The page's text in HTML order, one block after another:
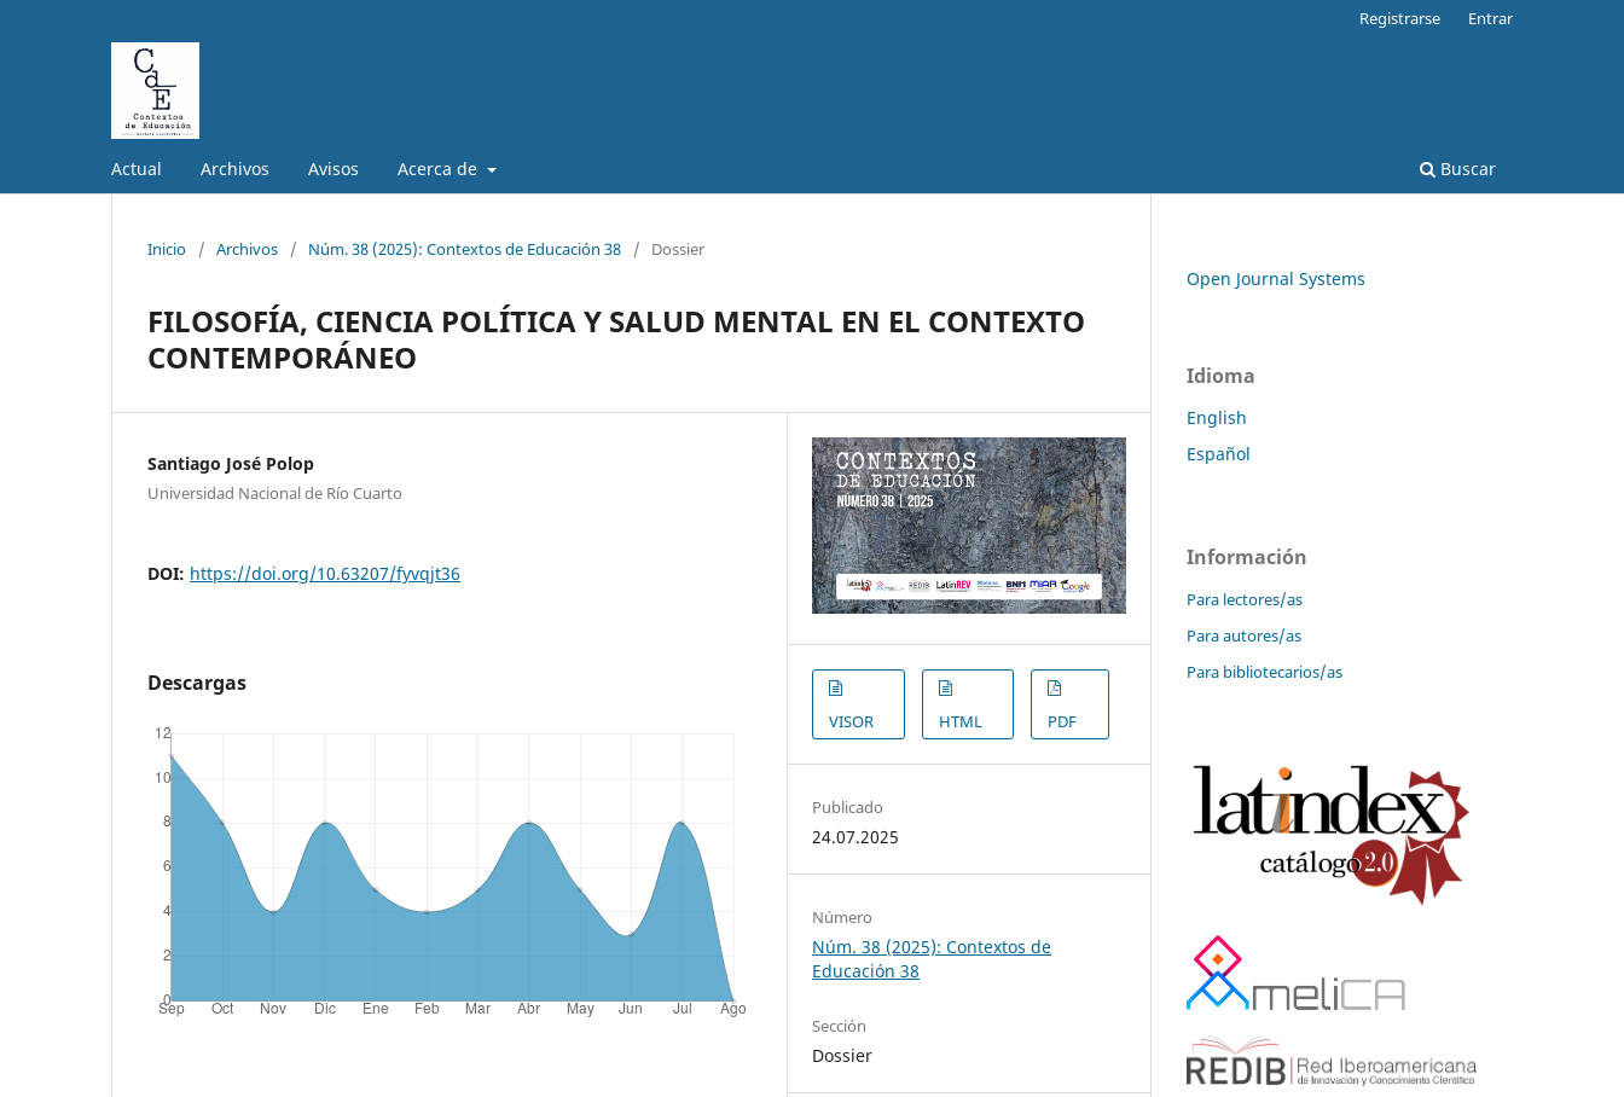
Actual Archivos Avisos Acerca de Buscar
Registrarse Entrar
Inicio / Archivos / Núm. 38 (2025): Contextos de Educación 38 / Dossier
FILOSOFÍA, CIENCIA POLÍTICA Y SALUD MENTAL EN EL CONTEXTO
CONTEMPORÁNEO
Santiago José Polop
Universidad Nacional de Río Cuarto
DOI: https://doi.org/10.63207/fyvqjt36
Descargas
VISOR HTML PDF
Publicado
24.07.2025
Número
Núm. 38 (2025): Contextos de
Educación 38
Sección
Dossier
Open Journal Systems
Idioma
English
Español
Información
Para lectores/as
Para autores/as
Para bibliotecarios/as